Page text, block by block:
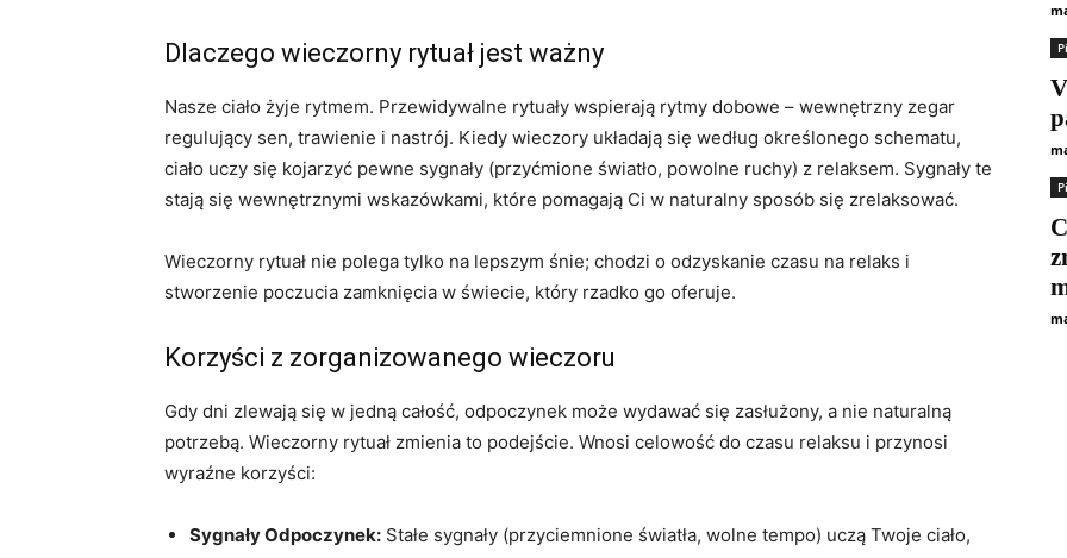
Dlaczego wieczorny rytuał jest ważny
Nasze ciało żyje rytmem. Przewidywalne rytuały wspierają rytmy dobowe – wewnętrzny zegar
regulujący sen, trawienie i nastrój. Kiedy wieczory układają się według określonego schematu,
ciało uczy się kojarzyć pewne sygnały (przyćmione światło, powolne ruchy) z relaksem. Sygnały te
stają się wewnętrznymi wskazówkami, które pomagają Ci w naturalny sposób się zrelaksować.
Wieczorny rytuał nie polega tylko na lepszym śnie; chodzi o odzyskanie czasu na relaks i
stworzenie poczucia zamknięcia w świecie, który rzadko go oferuje.
Korzyści z zorganizowanego wieczoru
Gdy dni zlewają się w jedną całość, odpoczynek może wydawać się zasłużony, a nie naturalną
potrzebą. Wieczorny rytuał zmienia to podejście. Wnosi celowość do czasu relaksu i przynosi
wyraźne korzyści:
Sygnały Odpoczynek: Stałe sygnały (przyciemnione światła, wolne tempo) uczą Twoje ciało,